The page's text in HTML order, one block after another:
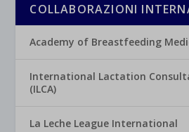
COLLABORAZIONI
Academy of Breastfeeding
International Lactation
(ILCA)
La Leche League International